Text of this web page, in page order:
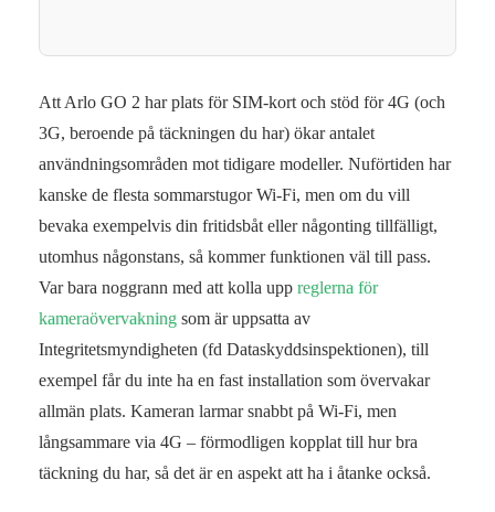
Att Arlo GO 2 har plats för SIM-kort och stöd för 4G (och
3G, beroende på täckningen du har) ökar antalet
användningsområden mot tidigare modeller. Nuförtiden har
kanske de flesta sommarstugor Wi-Fi, men om du vill
bevaka exempelvis din fritidsbåt eller någonting tillfälligt,
utomhus någonstans, så kommer funktionen väl till pass.
Var bara noggrann med att kolla upp reglerna för
kameraövervakning som är uppsatta av
Integritetsmyndigheten (fd Dataskyddsinspektionen), till
exempel får du inte ha en fast installation som övervakar
allmän plats. Kameran larmar snabbt på Wi-Fi, men
långsammare via 4G – förmodligen kopplat till hur bra
täckning du har, så det är en aspekt att ha i åtanke också.